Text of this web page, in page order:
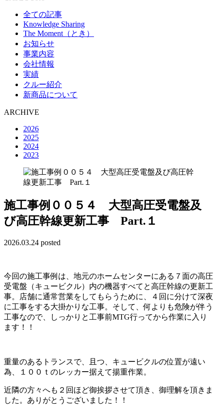
全ての記事
Knowledge Sharing
The Moment（とき）
お知らせ
事業内容
会社情報
実績
クルー紹介
新商品について
ARCHIVE
2026
2025
2024
2023
施工事例００５４ 大型高圧受電盤及
び高圧幹線更新工事 Part.１
2026.03.24 posted
今回の施工事例は、地元のホームセンターにある７面の高圧
受電盤（キュービクル）内の機器すべてと高圧幹線の更新工
事。店舗に通常営業をしてもらうために、４回に分けて深夜
に工事をする大掛かりな工事。そして、何よりも危険が伴う
工事なので、しっかりと工事前MTG行ってから作業に入り
ます！！
重量のあるトランスで、且つ、キュービクルの位置が遠い
為、１００ｔのレッカー据えて揚重作業。
近隣の方々へも２回ほど御挨拶させて頂き、御理解を頂きま
した。ありがとうございました！！